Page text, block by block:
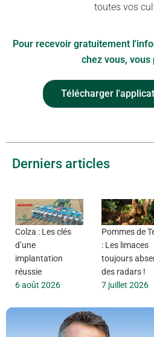
toutes vos
Pour recevoir gratuitement
chez vous, vous
Télécharger
Derniers articles
Colza : Les clés
d’une
implantation
réussie
6 août 2026
Pommes de
: Les limaces
toujours
des radars !
7 juillet 2026